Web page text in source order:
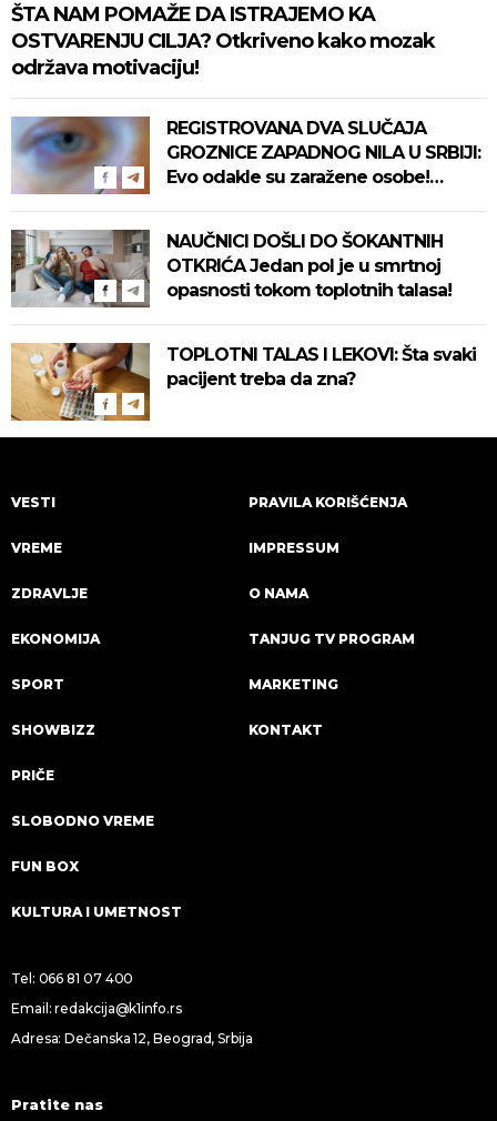
ŠTA NAM POMAŽE DA ISTRAJEMO KA
OSTVARENJU CILJA? Otkriveno kako mozak
održava motivaciju!
REGISTROVANA DVA SLUČAJA
GROZNICE ZAPADNOG NILA U SRBIJI:
Evo odakle su zaražene osobe!
NAUČNICI DOŠLI DO ŠOKANTNIH
OTKRIĆA Jedan pol je u smrtnoj
opasnosti tokom toplotnih talasa!
TOPLOTNI TALAS I LEKOVI: Šta svaki
pacijent treba da zna?
VESTI
VREME
ZDRAVLJE
EKONOMIJA
SPORT
SHOWBIZZ
PRIČE
SLOBODNO VREME
FUN BOX
KULTURA I UMETNOST
PRAVILA KORIŠĆENJA
IMPRESSUM
O NAMA
TANJUG TV PROGRAM
MARKETING
KONTAKT
Tel: 066 81 07 400
Email:redakcija@k1info.rs
Adresa: Dečanska 12, Beograd, Srbija
Pratite nas